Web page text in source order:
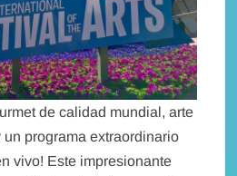
de calidad mundial, arte
programa extraordinario
vivo! Este impresionante